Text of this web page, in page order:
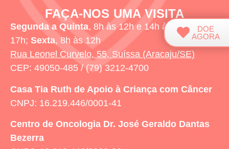
DOE
AGORA
FAÇA-NOS UMA VISITA
Segunda a Quinta, 8h às 12h e 14h às
17h; Sexta, 8h às 12h
Rua Leonel Curvelo, 55, Suíssa (Aracaju/SE)
CEP: 49050-485 / (79) 3212-4700
Casa Tia Ruth de Apoio à Criança com Câncer
CNPJ: 16.219.446/0001-41
Centro de Oncologia Dr. José Geraldo Dantas
Bezerra